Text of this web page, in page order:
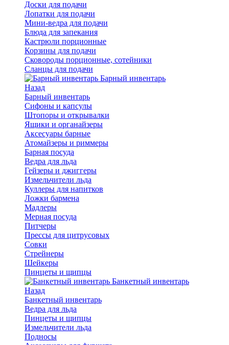
Доски для подачи
Лопатки для подачи
Мини-ведра для подачи
Блюда для запекания
Кастрюли порционные
Корзины для подачи
Сковороды порционные, сотейники
Сланцы для подачи
Барный инвентарь
Назад
Барный инвентарь
Сифоны и капсулы
Штопоры и открывалки
Ящики и органайзеры
Аксесуары барные
Атомайзеры и риммеры
Барная посуда
Ведра для льда
Гейзеры и джиггеры
Измельчители льда
Куллеры для напитков
Ложки бармена
Мадлеры
Мерная посуда
Питчеры
Прессы для цитрусовых
Совки
Стрейнеры
Шейкеры
Пинцеты и щипцы
Банкетный инвентарь
Назад
Банкетный инвентарь
Ведра для льда
Пинцеты и щипцы
Измельчители льда
Подносы